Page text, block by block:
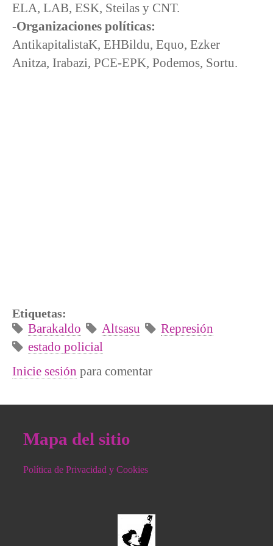
ELA, LAB, ESK, Steilas y CNT.
-Organizaciones políticas:
AntikapitalistaK, EHBildu, Equo, Ezker
Anitza, Irabazi, PCE-EPK, Podemos, Sortu.
Etiquetas:
Barakaldo Altsasu
Represión
estado policial
Inicie sesión para comentar
Mapa del sitio
Política de Privacidad y Cookies